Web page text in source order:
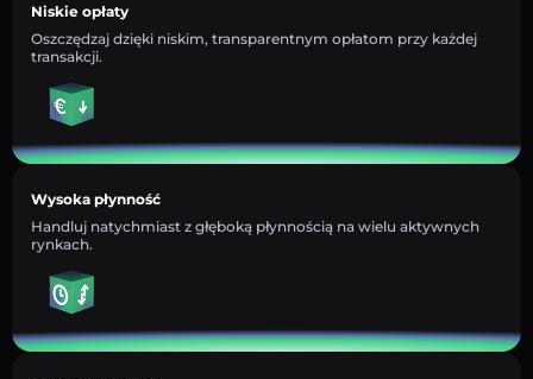
Niskie opłaty
Oszczędzaj dzięki niskim, transparentnym opłatom przy każdej
transakcji.
Wysoka płynność
Handluj natychmiast z głęboką płynnością na wielu aktywnych
rynkach.